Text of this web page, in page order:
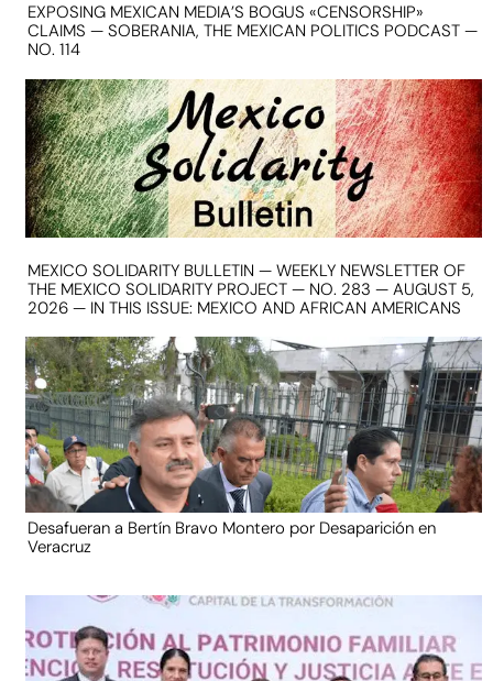
EXPOSING MEXICAN MEDIA’S BOGUS «CENSORSHIP»
CLAIMS — SOBERANIA, THE MEXICAN POLITICS PODCAST —
NO. 114
MEXICO SOLIDARITY BULLETIN — WEEKLY NEWSLETTER OF
THE MEXICO SOLIDARITY PROJECT — NO. 283 — AUGUST 5,
2026 — IN THIS ISSUE: MEXICO AND AFRICAN AMERICANS
Desafueran a Bertín Bravo Montero por Desaparición en
Veracruz